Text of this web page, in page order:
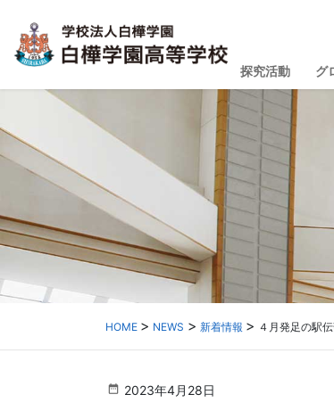
探究活動 グ
HOME NEWS 新着情報 ４月発足の駅
2023年4月28日